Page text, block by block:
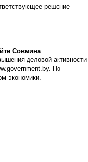
решение
Совмина
деловой активности
По
экономики.